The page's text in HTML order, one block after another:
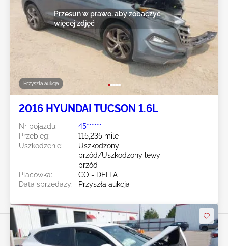
Przyszła aukcja
Przesuń w prawo, aby zobaczyć
więcej zdjęć
2016 HYUNDAI TUCSON 1.6L
Nr pojazdu:
45******
Przebieg:
115,235 mile
Uszkodzenie:
Uszkodzony
przód/Uszkodzony lewy
przód
Placówka:
CO - DELTA
Data sprzedaży:
Przyszła aukcja